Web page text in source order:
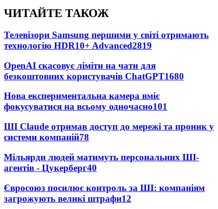
ЧИТАЙТЕ ТАКОЖ
Телевізори Samsung першими у світі отримають
технологію HDR10+ Advanced2819
OpenAI скасовує ліміти на чати для
безкоштовних користувачів ChatGPT1680
Нова експериментальна камера вміє
фокусуватися на всьому одночасно101
ШІ Claude отримав доступ до мережі та проник у
системи компаній78
Мільярди людей матимуть персональних ШІ-
агентів - Цукерберг40
Євросоюз посилює контроль за ШІ: компаніям
загрожують великі штрафи12